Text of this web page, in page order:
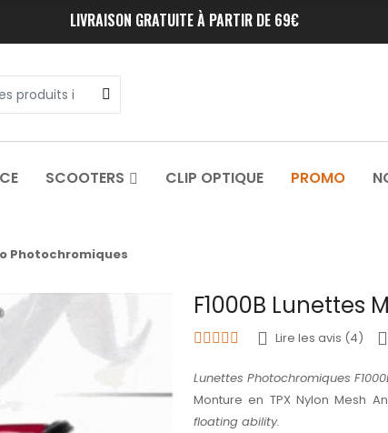
LIVRAISON GRATUITE À PARTIR DE 69€
SCOOTERS CLIP OPTIQUE PROMO
Photochromiques
F1000B Lunettes
Lire les avis (4)
Lunettes Photochromiques
Monture en TPX Nylon Mesh
floating ability.